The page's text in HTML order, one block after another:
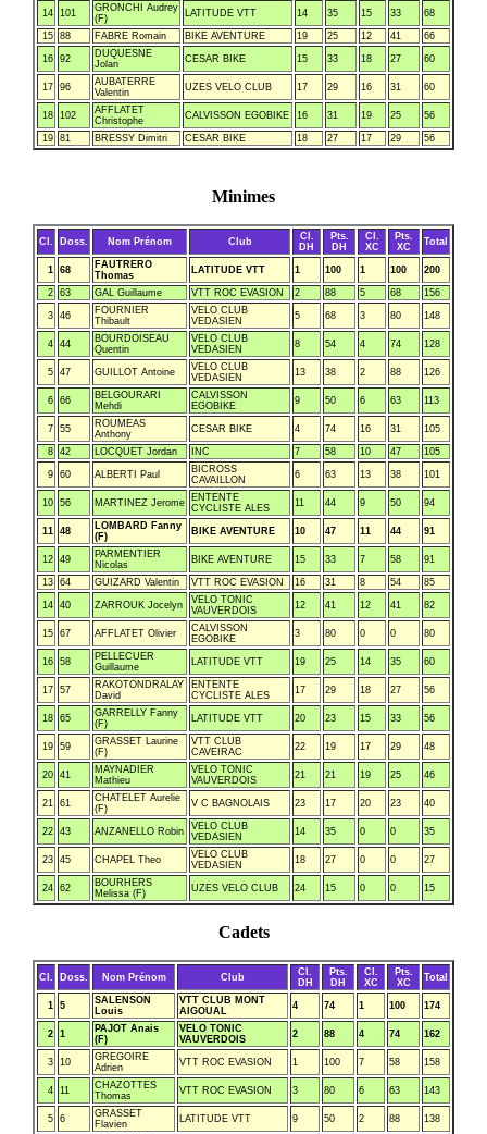
14 101
GRONCHI Audrey
(F)
LATITUDE VTT 14 35 15 33 68
15 88 FABRE Romain BIKE AVENTURE 19 25 12 41 66
16 92
DUQUESNE
Jolan
CESAR BIKE 15 33 18 27 60
17 96
AUBATERRE
Valentin
UZES VELO CLUB 17 29 16 31 60
18 102
AFFLATET
Christophe
CALVISSON EGOBIKE 16 31 19 25 56
19 81 BRESSY Dimitri CESAR BIKE 18 27 17 29 56
Minimes
Cl. Doss. Nom Prénom Club
Cl.
DH
Pts.
DH
Cl.
XC
Pts.
XC
Total
1 68
FAUTRERO
Thomas
LATITUDE VTT 1 100 1 100 200
2 63 GAL Guillaume VTT ROC EVASION 2 88 5 68 156
3 46
FOURNIER
Thibault
VELO CLUB
VEDASIEN
5 68 3 80 148
4 44
BOURDOISEAU
Quentin
VELO CLUB
VEDASIEN
8 54 4 74 128
5 47 GUILLOT Antoine
VELO CLUB
VEDASIEN
13 38 2 88 126
6 66
BELGOURARI
Mehdi
CALVISSON
EGOBIKE
9 50 6 63 113
7 55
ROUMEAS
Anthony
CESAR BIKE 4 74 16 31 105
8 42 LOCQUET Jordan INC 7 58 10 47 105
9 60 ALBERTI Paul
BICROSS
CAVAILLON
6 63 13 38 101
10 56 MARTINEZ Jerome
ENTENTE
CYCLISTE ALES
11 44 9 50 94
11 48
LOMBARD Fanny
(F)
BIKE AVENTURE 10 47 11 44 91
12 49
PARMENTIER
Nicolas
BIKE AVENTURE 15 33 7 58 91
13 64 GUIZARD Valentin VTT ROC EVASION 16 31 8 54 85
14 40 ZARROUK Jocelyn
VELO TONIC
VAUVERDOIS
12 41 12 41 82
15 67 AFFLATET Olivier
CALVISSON
EGOBIKE
3 80 0 0 80
16 58
PELLECUER
Guillaume
LATITUDE VTT 19 25 14 35 60
17 57
RAKOTONDRALAY
David
ENTENTE
CYCLISTE ALES
17 29 18 27 56
18 65
GARRELLY Fanny
(F)
LATITUDE VTT 20 23 15 33 56
19 59
GRASSET Laurine
(F)
VTT CLUB
CAVEIRAC
22 19 17 29 48
20 41
MAYNADIER
Mathieu
VELO TONIC
VAUVERDOIS
21 21 19 25 46
21 61
CHATELET Aurelie
(F)
V C BAGNOLAIS 23 17 20 23 40
22 43 ANZANELLO Robin
VELO CLUB
VEDASIEN
14 35 0 0 35
23 45 CHAPEL Theo
VELO CLUB
VEDASIEN
18 27 0 0 27
24 62
BOURHERS
Melissa (F)
UZES VELO CLUB 24 15 0 0 15
Cadets
Cl. Doss. Nom Prénom Club
Cl.
DH
Pts.
DH
Cl.
XC
Pts.
XC
Total
1 5
SALENSON
Louis
VTT CLUB MONT
AIGOUAL
4 74 1 100 174
2 1
PAJOT Anais
(F)
VELO TONIC
VAUVERDOIS
2 88 4 74 162
3 10
GREGOIRE
Adrien
VTT ROC EVASION 1 100 7 58 158
4 11
CHAZOTTES
Thomas
VTT ROC EVASION 3 80 6 63 143
5 6
GRASSET
Flavien
LATITUDE VTT 9 50 2 88 138